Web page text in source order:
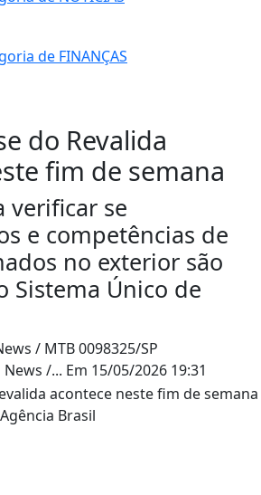
do Revalida
fim de semana
verificar se
e competências de
no exterior são
Sistema Único de
/... Em 15/05/2026 19:31
Brasil